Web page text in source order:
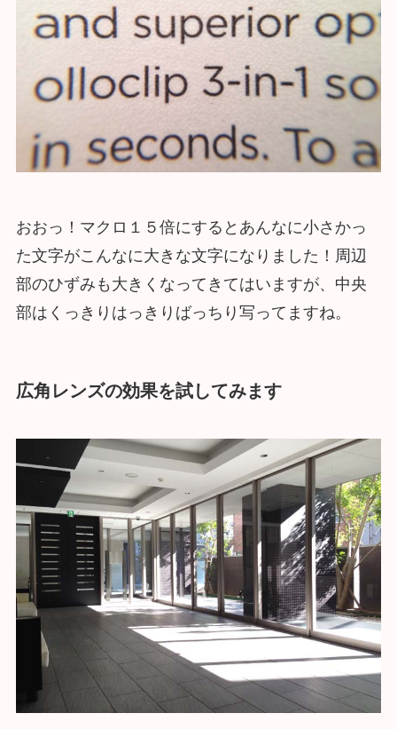
おおっ！マクロ１５倍にするとあんなに小さかっ
た文字がこんなに大きな文字になりました！周辺
部のひずみも大きくなってきてはいますが、中央
部はくっきりはっきりばっちり写ってますね。
広角レンズの効果を試してみます